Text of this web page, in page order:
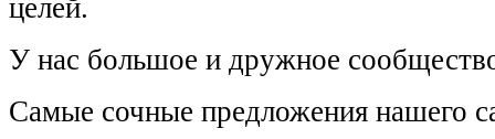
целей.
У нас большое и дружное
Самые сочные предложения нашего